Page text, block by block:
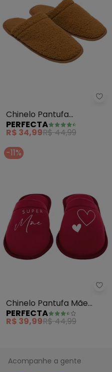
Chinelo Pantufa
(Caramelo) em Pelo
Sintético
PERFECTA
R$ 34,99R$ 44,99
-11%
Chinelo Pantufa Mãe
(Vermelho) em Tecido
PERFECTA
R$ 39,99R$ 44,99
Acompanhe a gente